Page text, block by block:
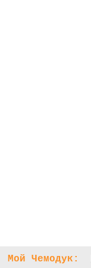
Мой Чемодук: